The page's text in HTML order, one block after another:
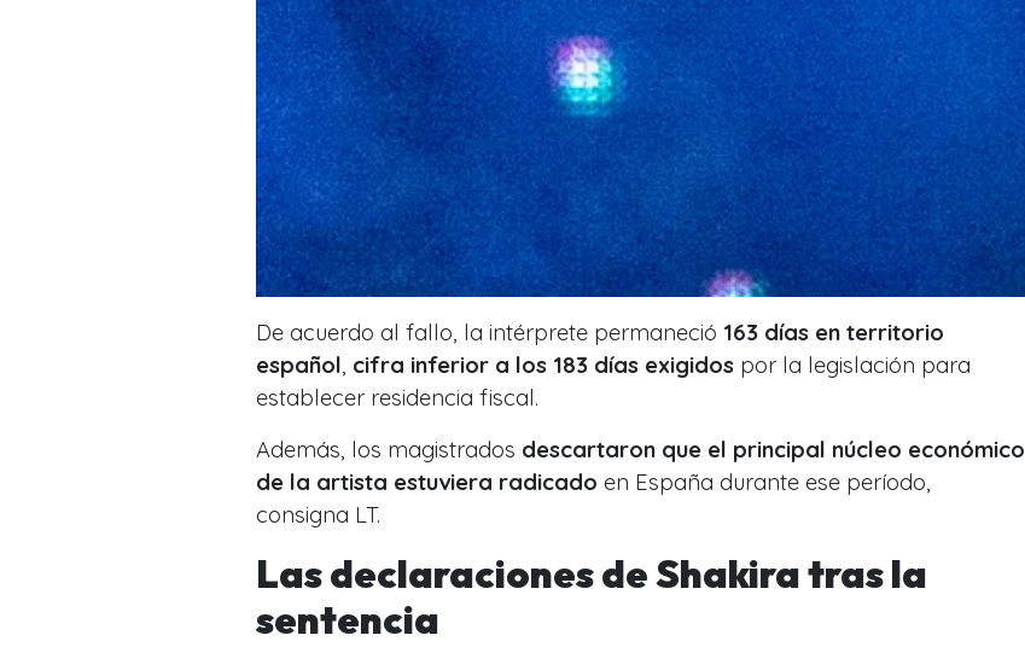
De acuerdo al fallo, la intérprete permaneció 163 días en territorio
español, cifra inferior a los 183 días exigidos por la legislación para
establecer residencia fiscal.
Además, los magistrados descartaron que el principal núcleo económico
de la artista estuviera radicado en España durante ese período,
consigna LT.
Las declaraciones de Shakira tras la
sentencia